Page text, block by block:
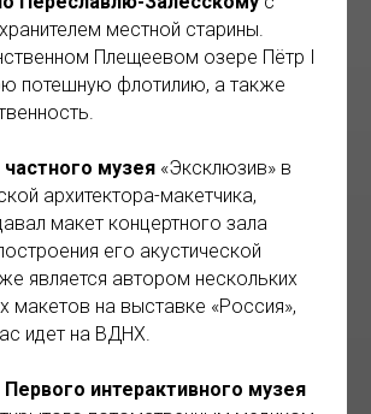
местной старины.
Плещеевом озере Пётр I
потешную флотилию, а также
частного музея «Эксклюзив» в
архитектора-макетчика,
макет концертного зала
его акустической
является автором нескольких
макетов на выставке «Россия»,
идет на ВДНХ.
Первого интерактивного музея